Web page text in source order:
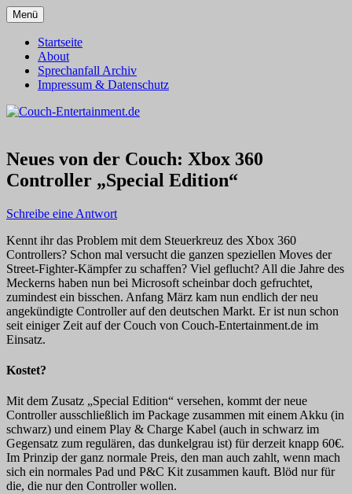
Zum
Inhalt
springen
Couch-Entertainment.de
Menü
Startseite
About
Sprechanfall Archiv
Impressum & Datenschutz
Neues von der Couch: Xbox 360
Controller „Special Edition“
Schreibe eine Antwort
Kennt ihr das Problem mit dem Steuerkreuz des Xbox 360
Controllers? Schon mal versucht die ganzen speziellen Moves der
Street-Fighter-Kämpfer zu schaffen? Viel geflucht? All die Jahre des
Meckerns haben nun bei Microsoft scheinbar doch gefruchtet,
zumindest ein bisschen. Anfang März kam nun endlich der neu
angekündigte Controller auf den deutschen Markt. Er ist nun schon
seit einiger Zeit auf der Couch von Couch-Entertainment.de im
Einsatz.
Kostet?
Mit dem Zusatz „Special Edition“ versehen, kommt der neue
Controller ausschließlich im Package zusammen mit einem Akku (in
schwarz) und einem Play & Charge Kabel (auch in schwarz im
Gegensatz zum regulären, das dunkelgrau ist) für derzeit knapp 60€.
Im Prinzip der ganz normale Preis, den man auch zahlt, wenn mach
sich ein normales Pad und P&C Kit zusammen kauft. Blöd nur für
die, die nur den Controller wollen.